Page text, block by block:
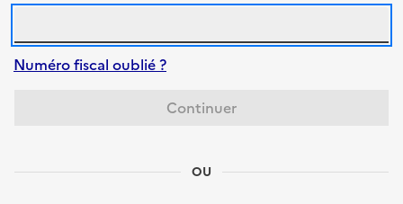
Numéro fiscal oublié ?
Continuer
OU